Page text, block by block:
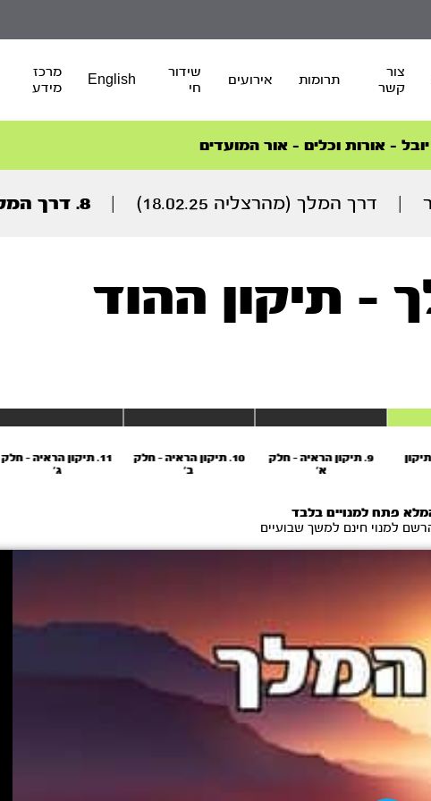
צור
קשר
תרומות אירועים
שידור
חי
English
מרכז
מידע
הפודקאסטים
החודש – דרך המלך
– אורות וכלים – אור המועדים
הבריאות הטבעית >
הפודקאסטים
החודש – דרך המלך
דרך המלך (מהרצליה 18.02.25) 8. דרך המלך – תיקון ההוד
9. תיקון הראיה - חלק
א'
10. תיקון הראיה - חלק
ב'
11. תיקון הראיה - חלק
ג'
פתח למנויים בלבד
למנוי חינם למשך שבועיים